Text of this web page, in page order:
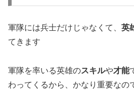
軍隊には兵士だけじゃなくて、 英
てきます
軍隊を率いる英雄のスキルや才能
わってくるから、かなり重要なの